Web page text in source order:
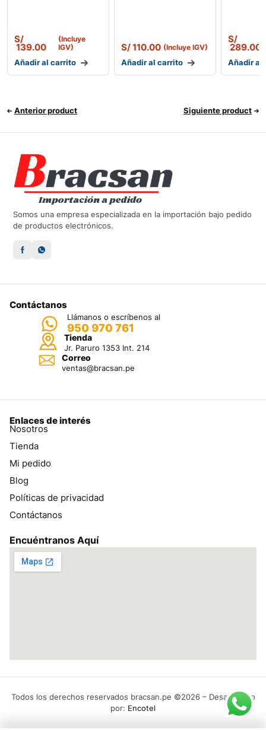
S/
139.00
(Incluye
IGV)
Añadir al carrito
S/110.00 (Incluye IGV)
Añadir al carrito
S/
289.00
Añadir al
Anterior product Siguiente product
Somos una empresa especializada en la importación bajo pedido
de productos electrónicos.
Contáctanos
Llámanos o escríbenos al
950 970 761
Tienda
Jr. Paruro 1353 Int. 214
Correo
ventas@bracsan.pe
Enlaces de interés
Nosotros
Tienda
Mi pedido
Blog
Políticas de privacidad
Contáctanos
Encuéntranos Aquí
Todos los derechos reservados bracsan.pe ©2026 – Desarrollado
por: Encotel